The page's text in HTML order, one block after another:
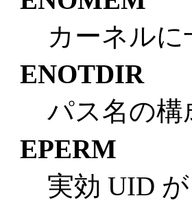
カーネル
ENOTDIR
パス名の
EPERM
実効 UID